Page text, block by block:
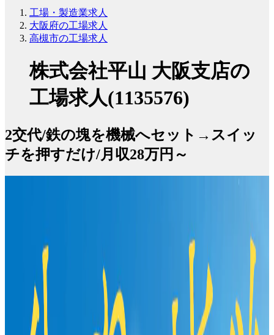
工場・製造業求人
大阪府の工場求人
高槻市の工場求人
株式会社平山 大阪支店の
工場求人(1135576)
2交代/鉄の塊を機械へセット→スイッ
チを押すだけ/月収28万円～